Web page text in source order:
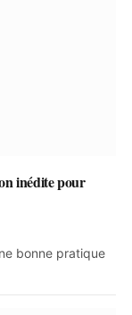
inédite pour
bonne pratique